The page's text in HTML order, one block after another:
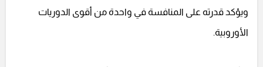
ويؤكد قدرته على المنافسة في واحدة من أقوى الدوريات
الأوروبية.